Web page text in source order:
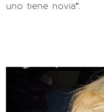
uno tiene novia”.